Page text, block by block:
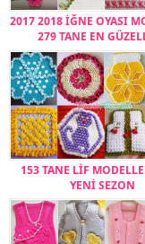
2017 2018 İĞNE OYASI
279 TANE EN
153 TANE LİF
YENİ SEZON